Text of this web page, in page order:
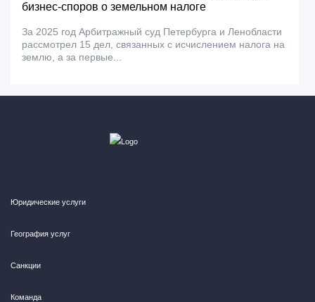
бизнес-споров о земельном налоге
За 2025 год Арбитражный суд Петербурга и Ленобласти
рассмотрел 15 дел, связанных с исчислением налога на
землю, а за первые...
Юридические услуги
География услуг
Санкции
Команда